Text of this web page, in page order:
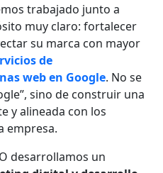
trabajado junto a
muy claro: fortalecer
su marca con mayor
de
web en Google. No se
sino de construir una
y alineada con los
empresa.
desarrollamos un